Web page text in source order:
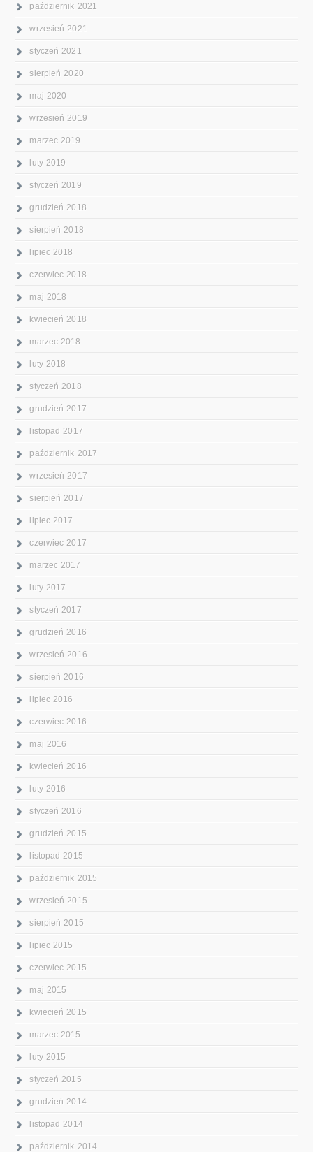
październik 2021
wrzesień 2021
styczeń 2021
sierpień 2020
maj 2020
wrzesień 2019
marzec 2019
luty 2019
styczeń 2019
grudzień 2018
sierpień 2018
lipiec 2018
czerwiec 2018
maj 2018
kwiecień 2018
marzec 2018
luty 2018
styczeń 2018
grudzień 2017
listopad 2017
październik 2017
wrzesień 2017
sierpień 2017
lipiec 2017
czerwiec 2017
marzec 2017
luty 2017
styczeń 2017
grudzień 2016
wrzesień 2016
sierpień 2016
lipiec 2016
czerwiec 2016
maj 2016
kwiecień 2016
luty 2016
styczeń 2016
grudzień 2015
listopad 2015
październik 2015
wrzesień 2015
sierpień 2015
lipiec 2015
czerwiec 2015
maj 2015
kwiecień 2015
marzec 2015
luty 2015
styczeń 2015
grudzień 2014
listopad 2014
październik 2014